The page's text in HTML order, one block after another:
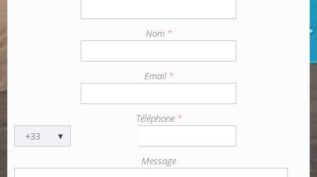
Nom *
Email *
Téléphone *
+33
▾
Message